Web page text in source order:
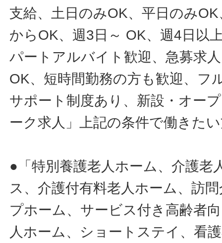
支給、土日のみOK、平日のみ
からOK、週3日～ OK、週4日以
パートアルバイト歓迎、急募求
OK、短時間勤務の方も歓迎、フ
サポート制度あり、新設・オー
ーク求人」上記の条件で働きた
●「特別養護老人ホーム、介護老
ス、介護付有料老人ホーム、訪
プホーム、サービス付き高齢者
人ホーム、ショートステイ、看